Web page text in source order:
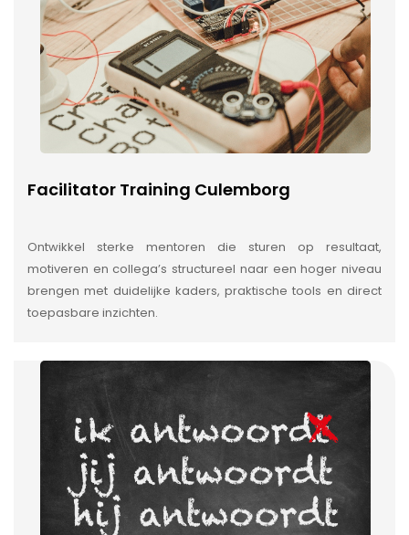
Facilitator Training Culemborg
Ontwikkel sterke mentoren die sturen op resultaat,
motiveren en collega’s structureel naar een hoger niveau
brengen met duidelijke kaders, praktische tools en direct
toepasbare inzichten.